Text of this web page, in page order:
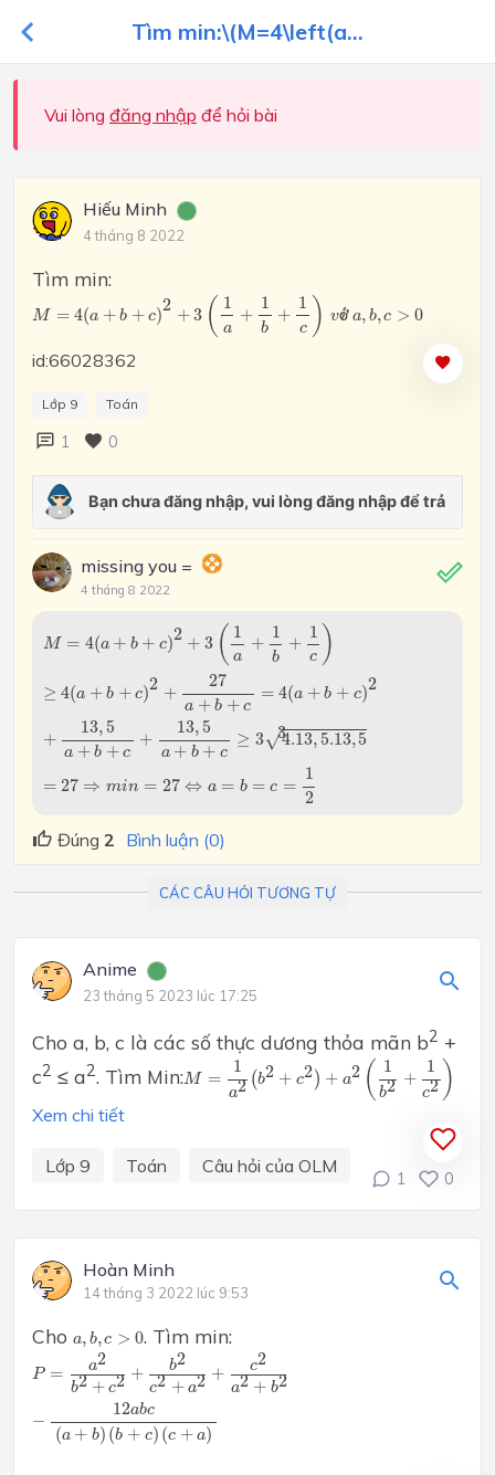
Tìm min:\(M=4\left(a...
Vui lòng đăng nhập để hỏi bài
Hiếu Minh
4 tháng 8 2022
Tìm min:
M = 4(a + b + c)2 +3 ( 1
a
+
1
b
+
1
c )
3( 1b +
vớ
i
ớ
a, b, c > 0
a b, c>0
id:66028362
Lớp 9 Toán
1 0
missing you =
4 tháng 8 2022
M = 4(a + b + c)2 + 3 ( 1
a
+
1
b
+
1
c )
≥ 4(a + b + c)2 +
27
a + b + c
= 4(a + b + c)2
+
13, 5
a + b + c
+
13, 5
a + b + c
≥ 3 3
√4.13, 5.13,5
= 27 ⇒ min = 27 ⇔ a = b = c =
1
2
( 1b + ≥ + b
Đúng 2 Bình luận (0)
CÁC CÂU HỎI TƯƠNG TỰ
Anime
23 tháng 5 2023 lúc 17:25
Cho a, b, c là các số thực dương thỏa mãn b2 +
c2 ≤ a2. Tìm Min:M =
1
a2 (b2 + c2) + a2 ( 1
b2 +
1
c2 )
2 + 2+1
Xem chi tiết
Lớp 9 Toán Câu hỏi của OLM
1 0
Hoàn Minh
14 tháng 3 2022 lúc 9:53
Cho a, b,c > 0
a b, c>0 . Tìm min:
P = a2
b2 + c2 + b2
c2 + a2 + c2
a2 + b2
−
12abc
(a + b) (b + c) (c + a)
b + 2 2+ 2+